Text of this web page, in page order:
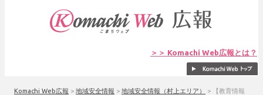
＞＞ Komachi Web広報とは？
Komachi Web広報 > 地域安全情報 > 地域安全情報（村上エリア） >
【教育情報